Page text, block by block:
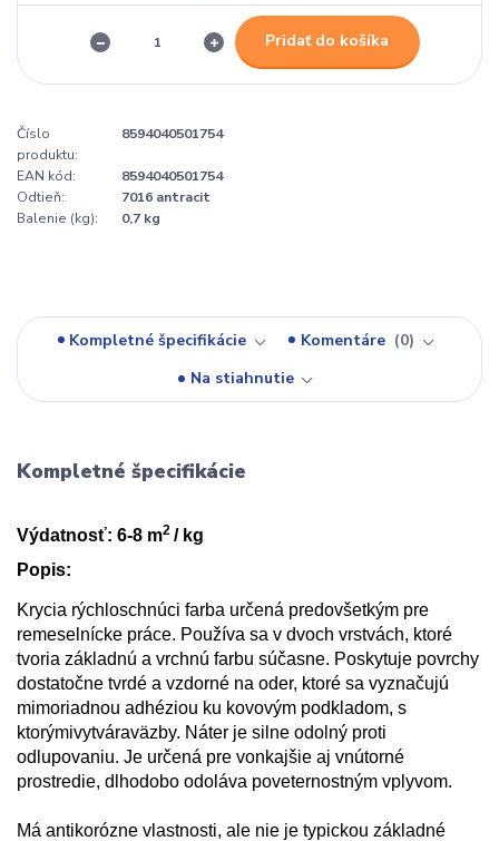
Pridať do košíka
Číslo
produktu:
8594040501754
EAN kód:
8594040501754
Odtieň:
7016 antracit
Balenie (kg):
0,7 kg
Kompletné špecifikácie Komentáre
0
Na stiahnutie
Kompletné špecifikácie
Výdatnosť: 6-8 m2 / kg
Popis:
Krycia rýchloschnúci farba určená predovšetkým pre
remeselnícke práce. Používa sa v dvoch vrstvách, ktoré
tvoria základnú a vrchnú farbu súčasne. Poskytuje povrchy
dostatočne tvrdé a vzdorné na oder, ktoré sa vyznačujú
mimoriadnou adhéziou ku kovovým podkladom, s
ktorýmivytváraväzby. Náter je silne odolný proti
odlupovaniu. Je určená pre vonkajšie aj vnútorné
prostredie, dlhodobo odoláva poveternostným vplyvom.
Má antikorózne vlastnosti, ale nie je typickou základné